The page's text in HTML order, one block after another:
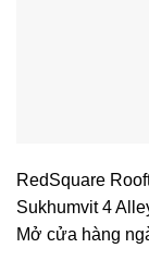
RedSquare
Sukhumvit 4
Mở cửa hàng